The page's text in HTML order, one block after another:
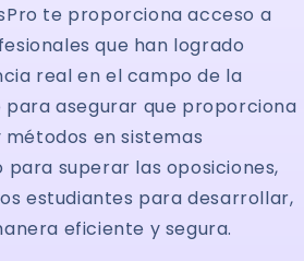
te proporciona acceso a
que han logrado
real en el campo de la
asegurar que proporciona
en sistemas
superar las oposiciones,
estudiantes para desarrollar,
eficiente y segura.